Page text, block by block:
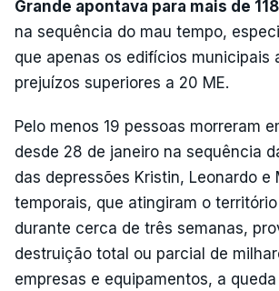
Grande apontava para mais de
na sequência do mau tempo,
que apenas os edifícios municipais
prejuízos superiores a 20 ME.
Pelo menos 19 pessoas morreram
desde 28 de janeiro na sequência
das depressões Kristin, Leonardo e
temporais, que atingiram o
durante cerca de três semanas,
destruição total ou parcial de
empresas e equipamentos, a